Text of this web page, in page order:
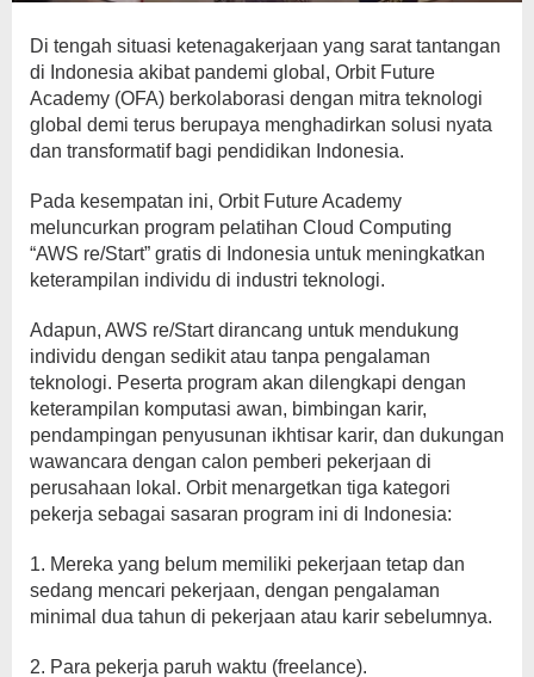
Di tengah situasi ketenagakerjaan yang sarat tantangan
di Indonesia akibat pandemi global, Orbit Future
Academy (OFA) berkolaborasi dengan mitra teknologi
global demi terus berupaya menghadirkan solusi nyata
dan transformatif bagi pendidikan Indonesia.
Pada kesempatan ini, Orbit Future Academy
meluncurkan program pelatihan Cloud Computing
“AWS re/Start” gratis di Indonesia untuk meningkatkan
keterampilan individu di industri teknologi.
Adapun, AWS re/Start dirancang untuk mendukung
individu dengan sedikit atau tanpa pengalaman
teknologi. Peserta program akan dilengkapi dengan
keterampilan komputasi awan, bimbingan karir,
pendampingan penyusunan ikhtisar karir, dan dukungan
wawancara dengan calon pemberi pekerjaan di
perusahaan lokal. Orbit menargetkan tiga kategori
pekerja sebagai sasaran program ini di Indonesia:
1. Mereka yang belum memiliki pekerjaan tetap dan
sedang mencari pekerjaan, dengan pengalaman
minimal dua tahun di pekerjaan atau karir sebelumnya.
2. Para pekerja paruh waktu (freelance).